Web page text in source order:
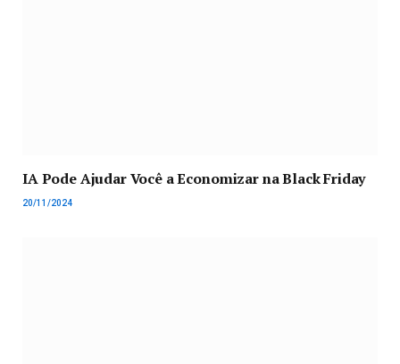
IA Pode Ajudar Você a Economizar na Black Friday
20/11/2024